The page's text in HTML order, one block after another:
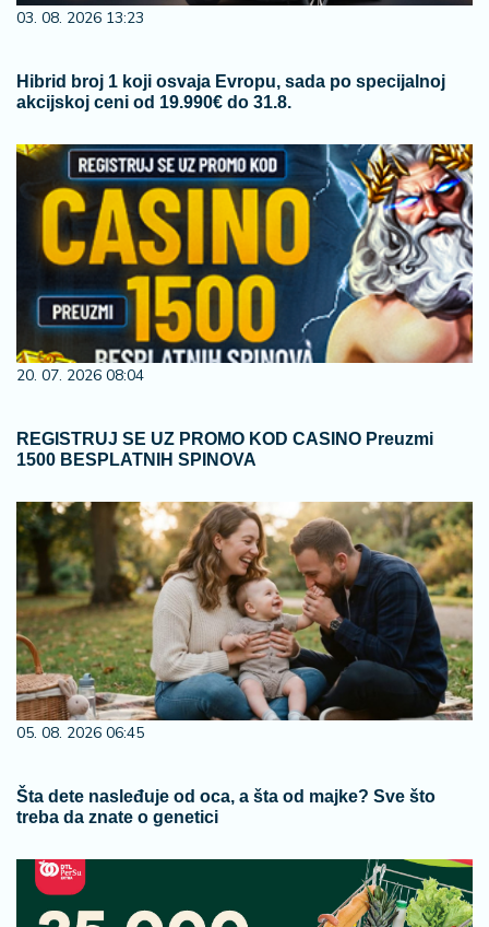
03. 08. 2026 13:23
Hibrid broj 1 koji osvaja Evropu, sada po specijalnoj
akcijskoj ceni od 19.990€ do 31.8.
20. 07. 2026 08:04
REGISTRUJ SE UZ PROMO KOD CASINO Preuzmi
1500 BESPLATNIH SPINOVA
05. 08. 2026 06:45
Šta dete nasleđuje od oca, a šta od majke? Sve što
treba da znate o genetici